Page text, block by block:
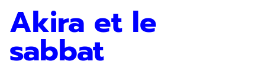
Akira et le
sabbat